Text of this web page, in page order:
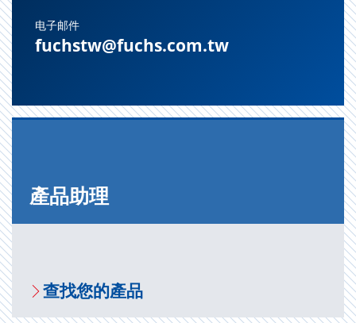
电子邮件
fuchstw@fuchs.com.tw
產品助理
查找您的產品